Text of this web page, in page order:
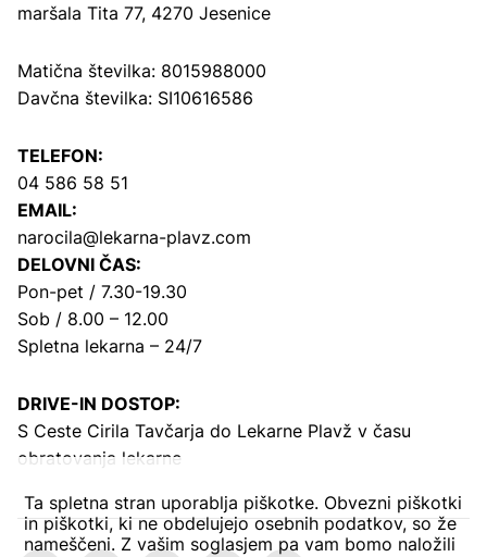
maršala Tita 77, 4270 Jesenice
Matična številka: 8015988000
Davčna številka: SI10616586
TELEFON:
04 586 58 51
EMAIL:
narocila@lekarna-plavz.com
DELOVNI ČAS:
Pon-pet / 7.30-19.30
Sob / 8.00 – 12.00
Spletna lekarna – 24/7
DRIVE-IN DOSTOP:
S Ceste Cirila Tavčarja do Lekarne Plavž v času
obratovanja lekarne
Ta spletna stran uporablja piškotke. Obvezni piškotki
in piškotki, ki ne obdelujejo osebnih podatkov, so že
nameščeni. Z vašim soglasjem pa vam bomo naložili